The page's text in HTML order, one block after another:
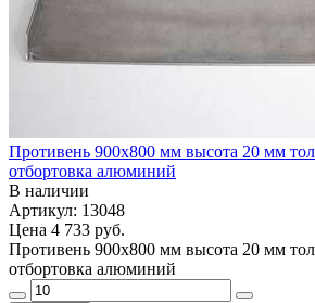
Противень 900х800 мм высота 20 мм
отбортовка алюминий
В наличии
Артикул: 13048
Цена 4 733 руб.
Противень 900х800 мм высота 20 мм
отбортовка алюминий